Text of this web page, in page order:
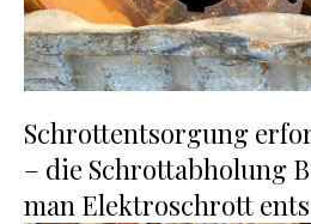
Schrottentsorgung
– die Schrottabholung
man Elektroschrott